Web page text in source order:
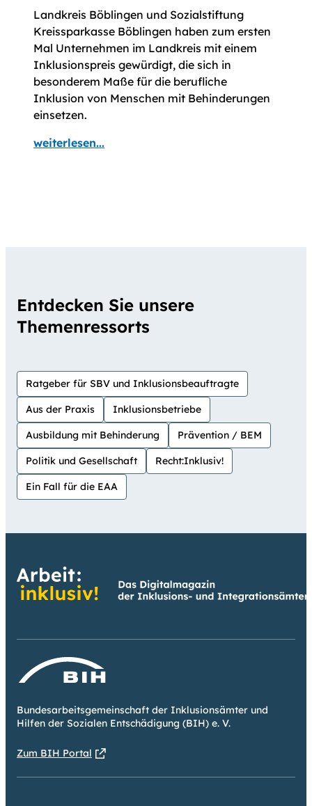
Landkreis Böblingen und Sozialstiftung
Kreissparkasse Böblingen haben zum ersten
Mal Unternehmen im Landkreis mit einem
Inklusionspreis gewürdigt, die sich in
besonderem Maße für die berufliche
Inklusion von Menschen mit Behinderungen
einsetzen.
weiterlesen...
Entdecken Sie unsere
Themenressorts
Ratgeber für SBV und Inklusionsbeauftragte
Aus der Praxis Inklusionsbetriebe
Ausbildung mit Behinderung Prävention / BEM
Politik und Gesellschaft Recht:Inklusiv!
Ein Fall für die EAA
Bundesarbeitsgemeinschaft der Inklusionsämter und
Hilfen der Sozialen Entschädigung (BIH) e. V.
Zum BIH Portal